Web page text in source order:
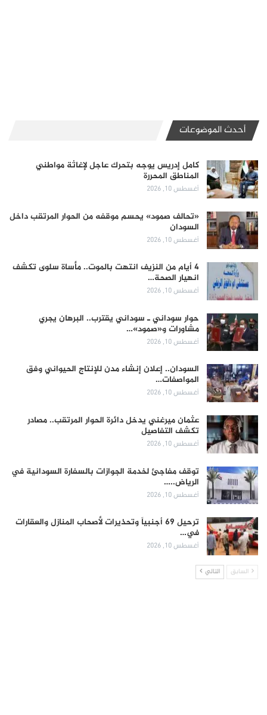
أحدث الموضوعات
كامل إدريس يوجه بتحرك عاجل لإغاثة مواطني
المناطق المحررة
أغسطس 10, 2026
«تحالف صمود» يحسم موقفه من الحوار المرتقب داخل
السودان
أغسطس 10, 2026
4 أيام من النزيف انتهت بالموت.. مأساة سلوى تكشف
انهيار الصحة…
أغسطس 10, 2026
حوار سوداني ـ سوداني يقترب.. البرهان يجري
مشاورات و«صمود»…
أغسطس 10, 2026
السودان.. إعلان إنشاء مدن للإنتاج الحيواني وفق
المواصفات…
أغسطس 10, 2026
عثمان ميرغني يدخل دائرة الحوار المرتقب.. مصادر
تكشف التفاصيل
أغسطس 10, 2026
توقف مفاجئ لخدمة الجوازات بالسفارة السودانية في
الرياض..…
أغسطس 10, 2026
ترحيل 69 أجنبياً وتحذيرات لأصحاب المنازل والعقارات
في…
أغسطس 10, 2026
السابق التالي